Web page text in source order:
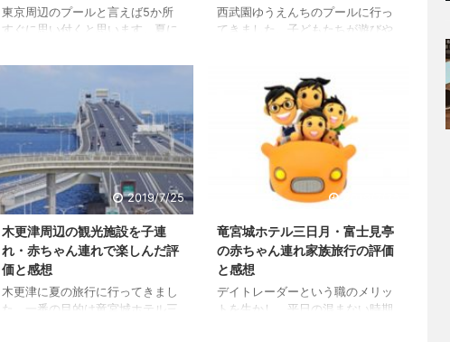
す。私と子ども ...
たらこの記事に追記 ...
東京周辺のプールと言えば5か所
すぐに思い付くと思います。夏に
ていたり、CMでもかなりの頻度で
ましょう。 サマーランド 昭和記
念公園レインボープール としまえ
ん よみうりランドプールWAI 西武
園ゆうえんち どこも大人気のプー
ルですが、目的に応じてオススメ
のプールは変わってきます。 とし
まえんのみ友人から聞いた話にな
ってしまいますが、それ以外の4
か所は全て制覇していますので、
詳細を具体的に書くことが出来ま
す。混雑具合なども是非参考にし
て下さい。 2 ...
西武園ゆうえんちのプールに行っ
てきました。子どもたちが遊びや
ルゾーンもあったので、赤ちゃん
連れでも楽しめます。 駐車場や混
雑具合、プールがどのような内容
か、などなど詳しくレポートしま
す。 西武園ゆうえんちのプールに
行くきっかけ 私の妻は中学時代か
らの友人2人とたびたび遊びに出
掛けます。私も一緒に参加するこ
所もけっこうバラバラのため、集
まる場所には苦労しています。 友
人2人の家庭にも我が家の子と同
級生の子どもがいます。 ...
2019/7/25
木更津周辺の観光施設を子連
れ・赤ちゃん連れで楽しんだ評
価と感想
木更津に夏の旅行に行ってきまし
た。一番の目的は竜宮城ホテル三
竜宮城ホテル三日月・富士見亭
の赤ちゃん連れ家族旅行の評価
と感想
デイトレーダーという職のメリッ
トを生かし、平日の混まない時期